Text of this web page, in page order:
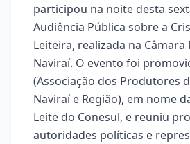
participou na noite desta
Audiência Pública sobre a
Leiteira, realizada na
Naviraí. O evento foi
(Associação dos Produtores
Naviraí e Região), em nome
Leite do Conesul, e reuniu
autoridades políticas e